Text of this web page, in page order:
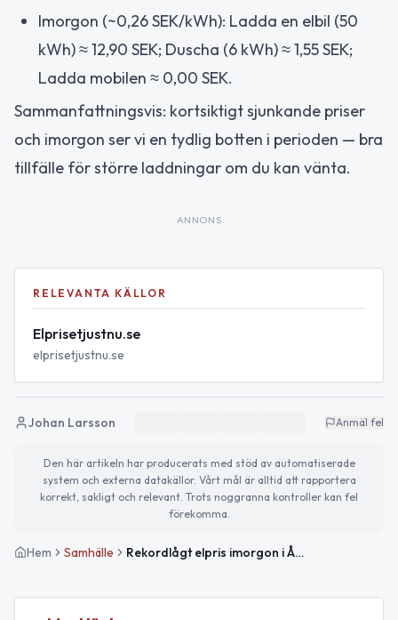
Imorgon (~0,26 SEK/kWh): Ladda en elbil (50
kWh) ≈ 12,90 SEK; Duscha (6 kWh) ≈ 1,55 SEK;
Ladda mobilen ≈ 0,00 SEK.
Sammanfattningsvis: kortsiktigt sjunkande priser
och imorgon ser vi en tydlig botten i perioden — bra
tillfälle för större laddningar om du kan vänta.
ANNONS
RELEVANTA KÄLLOR
Elprisetjustnu.se
elprisetjustnu.se
Johan Larsson Anmäl fel
Den här artikeln har producerats med stöd av automatiserade
system och externa datakällor. Vårt mål är alltid att rapportera
korrekt, sakligt och relevant. Trots noggranna kontroller kan fel
förekomma.
Hem Samhälle Rekordlågt elpris imorgon i Åre — billigast i perioden